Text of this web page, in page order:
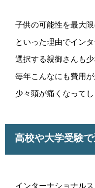
子供の可能性を最大
といった理由でイン
選択する親御さんも
毎年こんなにも費用
少々頭が痛くなって
高校や大学受験
インターナショナル